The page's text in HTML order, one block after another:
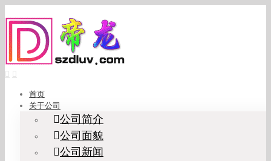
to
content
首页
关于公司
公司简介
公司面貌
公司新闻